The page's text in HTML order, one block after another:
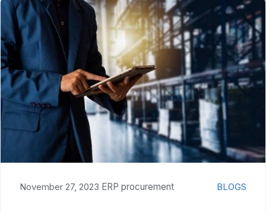
November 27, 2023 ERP procurement BLOGS